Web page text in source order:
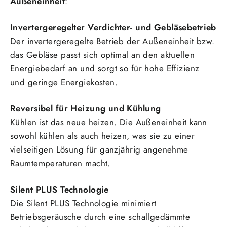
Invertergeregelter Verdichter- und Gebläsebetrieb
Der invertergeregelte Betrieb der Außeneinheit bzw.
das Gebläse passt sich optimal an den aktuellen
Energiebedarf an und sorgt so für hohe Effizienz
und geringe Energiekosten.
Reversibel für Heizung und Kühlung
Kühlen ist das neue heizen. Die Außeneinheit kann
sowohl kühlen als auch heizen, was sie zu einer
vielseitigen Lösung für ganzjährig angenehme
Raumtemperaturen macht.
Silent PLUS Technologie
Die Silent PLUS Technologie minimiert
Betriebsgeräusche durch eine schallgedämmte